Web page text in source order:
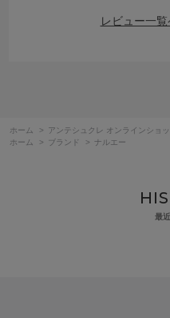
レビュー一
ホーム > アンテシュクレ オンラインショッ
ホーム
> ブランド > ナルエー
最